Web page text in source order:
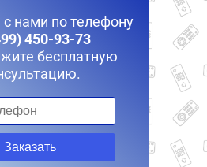
нами по телефону
450-93-73
бесплатную
Заказать